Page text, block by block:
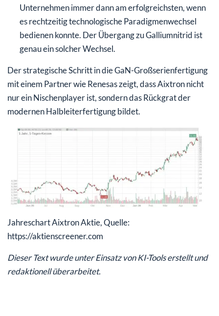
Unternehmen immer dann am erfolgreichsten, wenn
es rechtzeitig technologische Paradigmenwechsel
bedienen konnte. Der Übergang zu Galliumnitrid ist
genau ein solcher Wechsel.
Der strategische Schritt in die GaN-Großserienfertigung
mit einem Partner wie Renesas zeigt, dass Aixtron nicht
nur ein Nischenplayer ist, sondern das Rückgrat der
modernen Halbleiterfertigung bildet.
Jahreschart Aixtron Aktie, Quelle:
https://aktienscreener.com
Dieser Text wurde unter Einsatz von KI-Tools erstellt und
redaktionell überarbeitet.